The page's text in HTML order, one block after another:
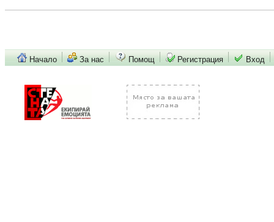
Начало За нас Помощ Регистрация Вход